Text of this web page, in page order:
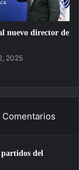
nuevo director de
2025
Comentarios
del